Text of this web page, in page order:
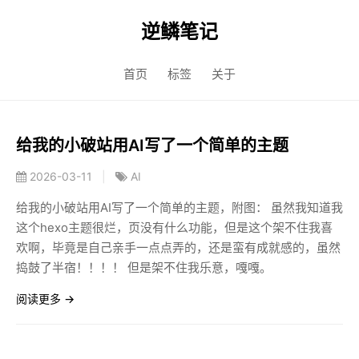
逆鳞笔记
首页 标签 关于
给我的小破站用AI写了一个简单的主题
2026-03-11 AI
给我的小破站用AI写了一个简单的主题，附图： 虽然我知道我
这个hexo主题很烂，页没有什么功能，但是这个架不住我喜
欢啊，毕竟是自己亲手一点点弄的，还是蛮有成就感的，虽然
捣鼓了半宿！！！！ 但是架不住我乐意，嘎嘎。
阅读更多 →